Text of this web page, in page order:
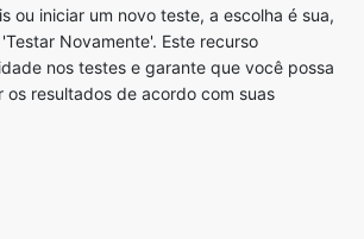
ou iniciar um novo teste, a escolha é sua,
Novamente'. Este recurso
nos testes e garante que você possa
os resultados de acordo com suas